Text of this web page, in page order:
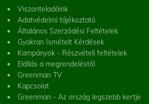
Viszonteladóink
Adatvédelmi tájékoztató
Általános Szerződési Feltételek
Gyakran Ismételt Kérdések
Kampányok - Részvételi feltételek
Elállás a megrendeléstől
Greenman TV
Kapcsolat
Greenman - Az ország legszebb kertje